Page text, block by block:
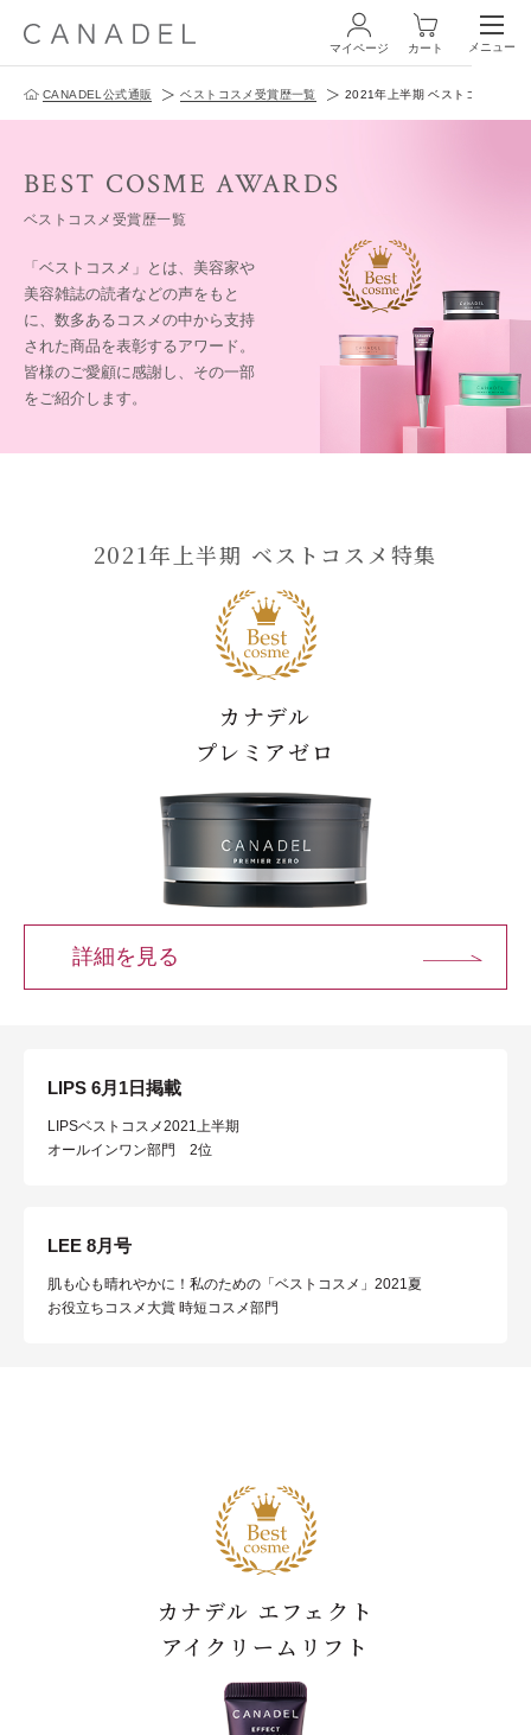
ログイン・新規会員登録
商品一覧
オールインワン
化粧水
スペシャルケア
会員ステージ・ポイントプログラム
あしたの美肌 | 美容情報を発信・キレイをサポートするWebメデ
マイページ カート メニュー
CANADEL公式通販 ベストコスメ受賞歴一覧 2021年上半期 ベストコスメ特集
BEST COSME AWARDS
ベストコスメ受賞歴一覧
「ベストコスメ」とは、美容家や
美容雑誌の読者などの声をもと
に、 数多あるコスメの中から支持
された商品を表彰するアワード。
皆様のご愛顧に感謝し、その一部
をご紹介します。
2021年上半期 ベストコスメ特集
カナデル
プレミアゼロ
詳細を見る
LIPS 6月1日掲載
LIPSベストコスメ2021上半期
オールインワン部門 2位
LEE 8月号
肌も心も晴れやかに！私のための「ベストコスメ」2021夏
お役立ちコスメ大賞 時短コスメ部門
カナデル エフェクト
アイクリームリフト